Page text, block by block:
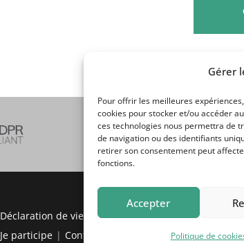
Gérer
Pour offrir les meilleures
cookies pour stocker et/ou accéder
ces technologies nous permettra de
de navigation ou des identifiants
retirer son consentement peut
fonctions.
Accepter
Politique de
Déclaration de vie privée Participant Bill of Rights
Je participe
Contact